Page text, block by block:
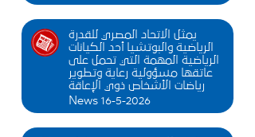
يمثل الاتحاد المصري للقدرة
الرياضية والبوتشيا أحد الكيانات
الرياضية المهمة التي تحمل على
عاتقها مسؤولية رعاية وتطوير
رياضات الأشخاص ذوي الإعاقة
News 16-5-2026